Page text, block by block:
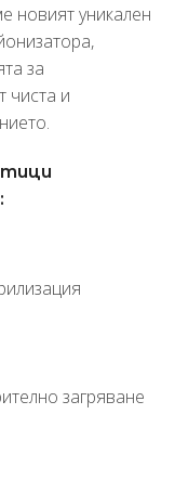
новият уникален
за
чиста и
загряване